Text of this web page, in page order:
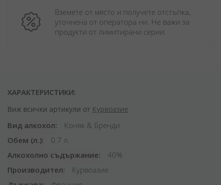
Вземете от място и получете отстъпка,
уточнена от оператора ни. Не важи за
продукти от лимитирани серии.
ХАРАКТЕРИСТИКИ:
Виж всички артикули от Курвоазие
Вид алкохол
Коняк & Бренди
Обем (л.)
0.7 л.
Алкохолно съдържание
40%
Производител
Курвоазие